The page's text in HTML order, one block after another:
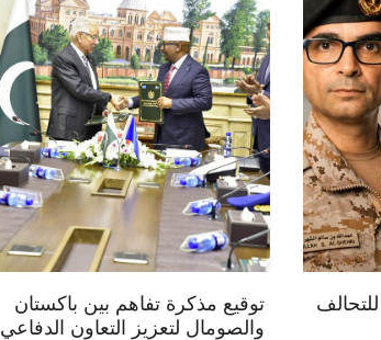
توقيع مذكرة تفاهم بين باكستان
والصومال لتعزيز التعاون الدفاعي